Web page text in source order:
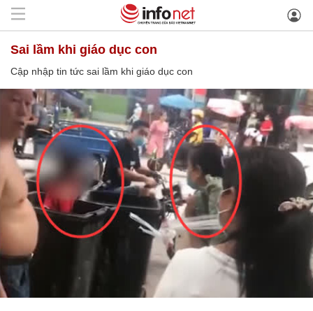
sai lầm khi giáo dục con
Cập nhập tin tức sai lầm khi giáo dục con